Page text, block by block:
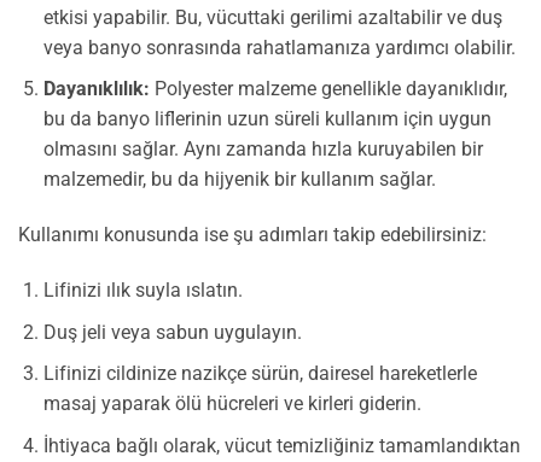
etkisi yapabilir. Bu, vücuttaki gerilimi azaltabilir ve duş
veya banyo sonrasında rahatlamanıza yardımcı olabilir.
Dayanıklılık: Polyester malzeme genellikle dayanıklıdır,
bu da banyo liflerinin uzun süreli kullanım için uygun
olmasını sağlar. Aynı zamanda hızla kuruyabilen bir
malzemedir, bu da hijyenik bir kullanım sağlar.
Kullanımı konusunda ise şu adımları takip edebilirsiniz:
Lifinizi ılık suyla ıslatın.
Duş jeli veya sabun uygulayın.
Lifinizi cildinize nazikçe sürün, dairesel hareketlerle
masaj yaparak ölü hücreleri ve kirleri giderin.
İhtiyaca bağlı olarak, vücut temizliğiniz tamamlandıktan